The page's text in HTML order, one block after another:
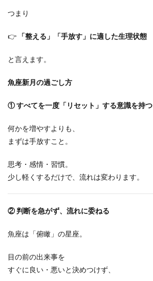
つまり
👉 「整える」「手放す」に適した生理状態
と言えます。
魚座新月の過ごし方
①すべてを一度「リセット」する意識を持つ
何かを増やすよりも、
まずは手放すこと。
思考・感情・習慣。
少し軽くするだけで、流れは変わります。
②判断を急がず、流れに委ねる
魚座は「俯瞰」の星座。
目の前の出来事を
すぐに良い・悪いと決めつけず、